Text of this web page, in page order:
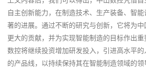
自主创新能力，在制造技术、生产装备、智
著的进展。通过不断的研究与创新，它将为
更大的贡献，并为实现智能制造的目标作出
数控将继续投资增加研发投入，引进高水平
的产品线，以持续保持其在智能制造领域的领